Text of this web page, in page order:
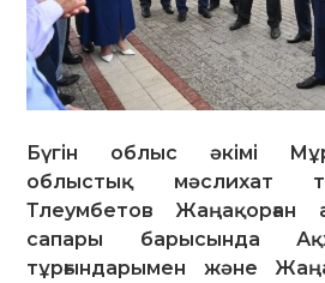
Бүгін облыс әкімі
облыстық мәслихат
Тлеумбетов Жаңақорған
сапары барысында
тұрғындарымен және